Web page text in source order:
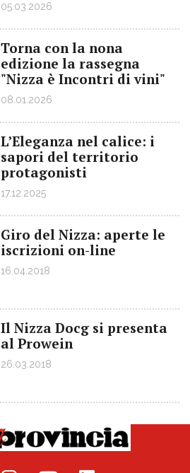
05.03.2026
Torna con la nona
edizione la rassegna
"Nizza è Incontri di vini"
08.01.2026
L’Eleganza nel calice: i
sapori del territorio
protagonisti
17.12.2025
Giro del Nizza: aperte le
iscrizioni on-line
16.04.2018
Il Nizza Docg si presenta
al Prowein
26.03.2018